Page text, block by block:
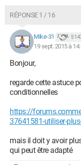
RÉPONSE 1 / 16
Mike-31 5
19 sept. 2015 à
Bonjour,
regarde cette astuce
conditionnelles
https://
37641581-utiliser-
mais il doit y avoir
qui peut être adapté